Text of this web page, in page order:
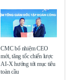
CMC bổ nhiệm CEO
mới, tăng tốc chiến lược
AI-X hướng tới mục tiêu
toàn cầu